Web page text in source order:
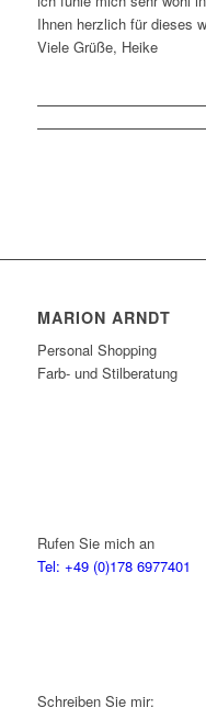
Ihnen herzlich für dieses
Viele Grüße, Heike
MARION ARNDT
Personal Shopping
Farb- und Stilberatung
Rufen Sie mich an
Tel: +49 (0)178 6977401
Schreiben Sie mir: